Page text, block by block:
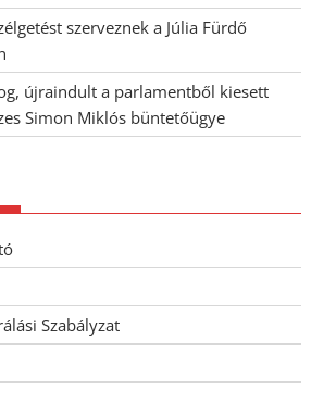
szerveznek a Júlia Fürdő
újraindult a parlamentből kiesett
Simon Miklós büntetőügye
Szabályzat